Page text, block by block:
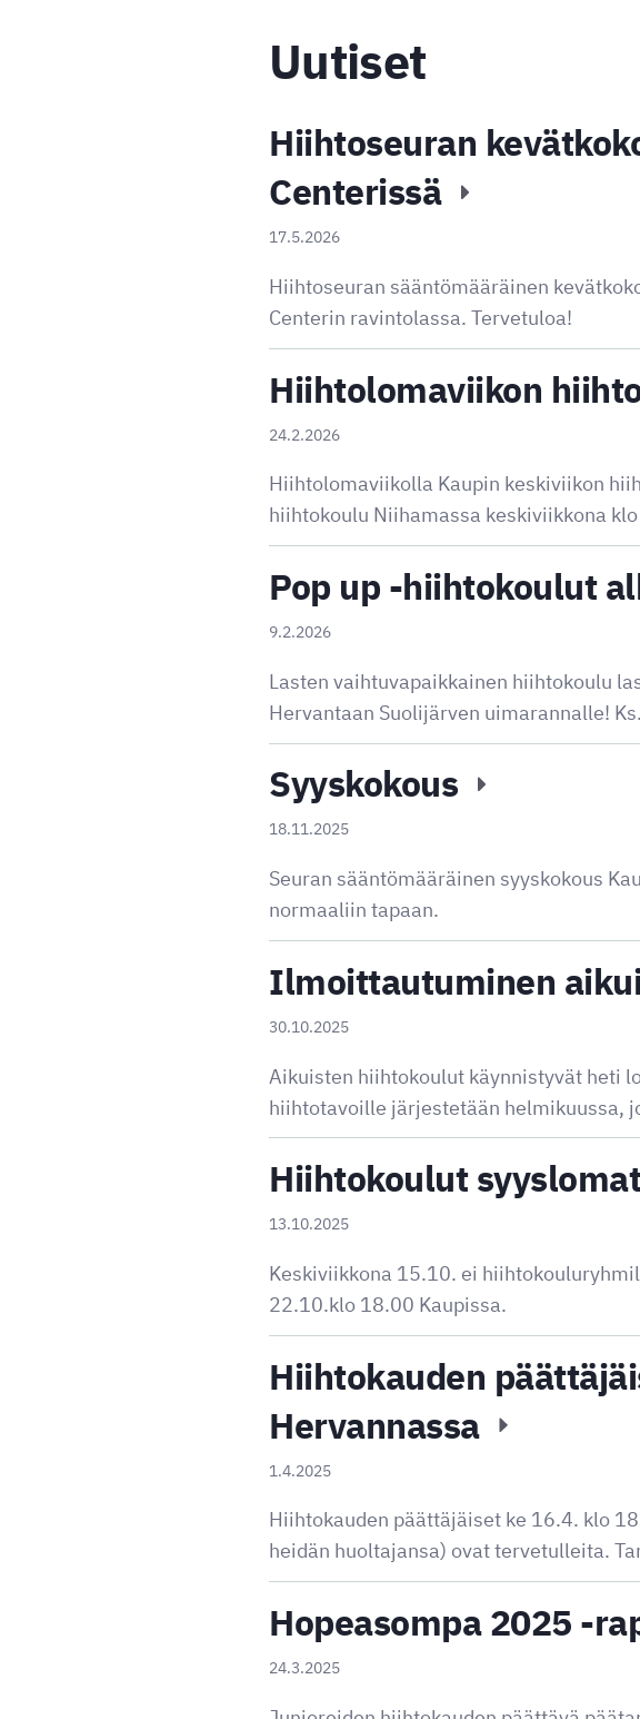
Uutiset
Hiihtoseuran
Centerissä
17.5.2026
Hiihtoseuran sääntömääräinen
Centerin ravintolassa. Tervetuloa!
Hiihtolomaviikon
24.2.2026
Hiihtolomaviikolla Kaupin keskiviikon
hiihtokoulu Niihamassa keskiviikkona
Pop up -hiihtokoulut
9.2.2026
Lasten vaihtuvapaikkainen hiihtokoulu
Hervantaan Suolijärven uimarannalle!
Syyskokous
18.11.2025
Seuran sääntömääräinen syyskokous
normaaliin tapaan.
Ilmoittautuminen
30.10.2025
Aikuisten hiihtokoulut käynnistyvät heti
hiihtotavoille järjestetään helmikuussa,
Hiihtokoulut
13.10.2025
Keskiviikkona 15.10. ei
22.10.klo 18.00 Kaupissa.
Hiihtokauden
Hervannassa
1.4.2025
Hiihtokauden päättäjäiset ke 16.4. klo
heidän huoltajansa) ovat tervetulleita.
Hopeasompa 2025 -
24.3.2025